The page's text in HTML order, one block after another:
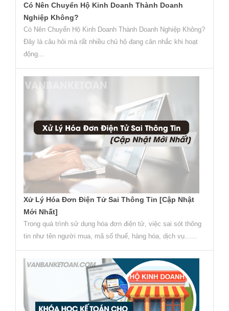
Có Nên Chuyển Hộ Kinh Doanh Thành Doanh
Nghiệp Không?
Có Nên Chuyển Hộ Kinh Doanh Thành Doanh Nghiệp Không?
Đây là câu hỏi mà rất nhiều chủ hộ đang cân nhắc khi hoạt
động...
Xử Lý Hóa Đơn Điện Tử Sai Thông Tin [Cập Nhật
Mới Nhất]
Trong quá trình sử dụng hóa đơn điện tử, việc sai sót thông
tin như tên người mua, mã số thuế, hàng hóa, dịch vụ…...